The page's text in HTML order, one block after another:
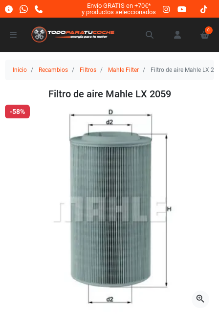
Envío GRATIS en +70€*
y productos seleccionados
0
Inicio Recambios Filtros Mahle Filter Filtro de aire Mahle LX
Filtro de aire Mahle LX 2059
-58%
zoom_in